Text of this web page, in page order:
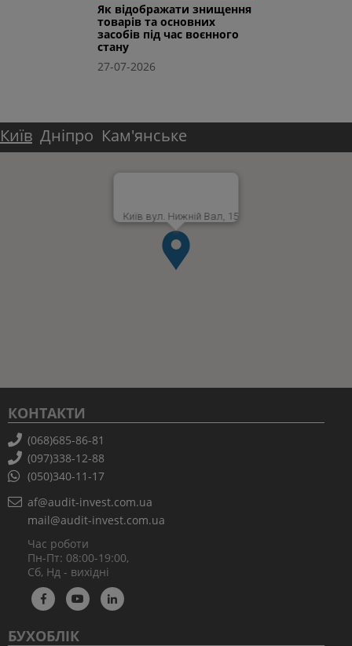
Як відображати знищення
товарів та основних
засобів під час воєнного
стану
27-07-2026
Київ Дніпро Кам'янське
Київ вул. Нижній Вал, 15
КОНТАКТИ
(068)685-86-81
(097)338-12-88
(050)340-11-17
af@audit-invest.com.ua
mail@audit-invest.com.ua
Час роботи
Пн-Пт: 08:00-19:00,
Сб, Нд - вихідні
БУХОБЛІК